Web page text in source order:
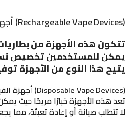
أجهزة الفيب القابلة لإعادة التعبئة (Rechargeable Vape Devices)
تتكون هذه الأجهزة من
يمكن للمستخدمين تخصيص نسب
يتيح هذا النوع من الأجهزة
أجهزة الفيب القابلة للتصريف (Disposable Vape Devices)
تعد هذه الأجهزة خيارًا مريحًا حيث
لا تتطلب صيانة أو إعادة تعبئة، مما